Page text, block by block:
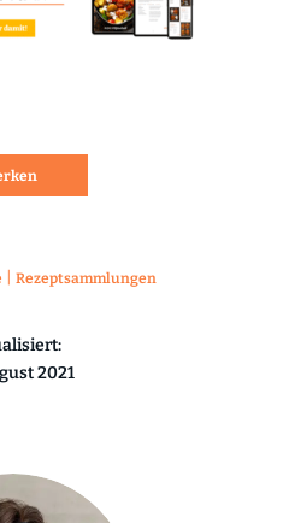
Rezeptsammlungen
2021